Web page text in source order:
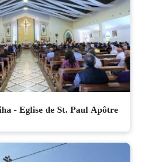
- Eglise de St. Paul Apôtre